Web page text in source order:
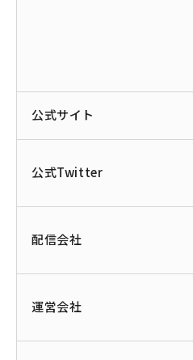
公式サイト
公式Twitter
配信会社
運営会社